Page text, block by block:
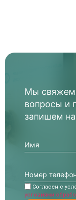
Мы
вопросы и
запишем
Согласен с
условиями